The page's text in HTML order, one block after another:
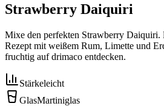
Strawberry Daiquiri
Mixe den perfekten Strawberry Daiquiri.
Rezept mit weißem Rum, Limette und
fruchtig auf drimaco entdecken.
Stärkeleicht
GlasMartiniglas